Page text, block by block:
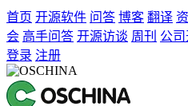
首页 开源软件 问答 博客 翻译
会 高手问答 开源访谈 周刊 公
登录 注册